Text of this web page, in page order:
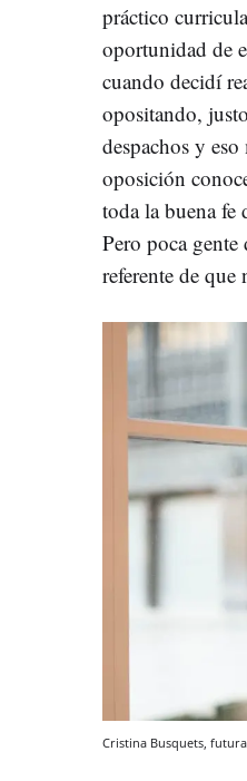
práctico
oportunidad de
cuando decidí
opositando,
despachos y
oposición
toda la buena
Pero poca
referente de
Cristina Busquets,